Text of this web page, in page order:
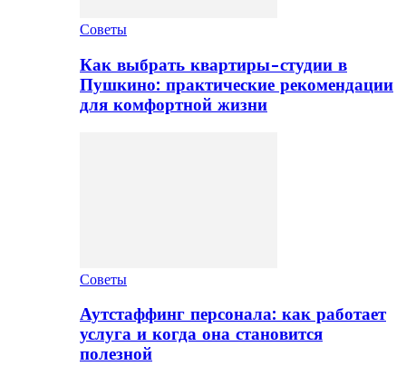
Советы
Как выбрать квартиры-студии в
Пушкино: практические рекомендации
для комфортной жизни
Советы
Аутстаффинг персонала: как работает
услуга и когда она становится
полезной